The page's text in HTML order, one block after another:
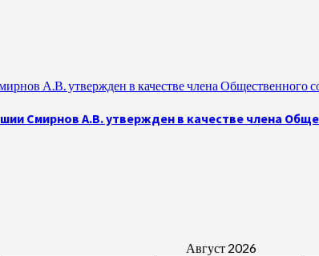
А.В. утвержден в качестве члена Общественного
Смирнов А.В. утвержден в качестве члена
Август 2026